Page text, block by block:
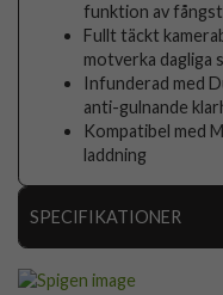
funktion av
Fullt täckt
motverka dagliga
Infunderad med
anti-gulnande
Kompatibel med
laddning
SPECIFIKATIONER